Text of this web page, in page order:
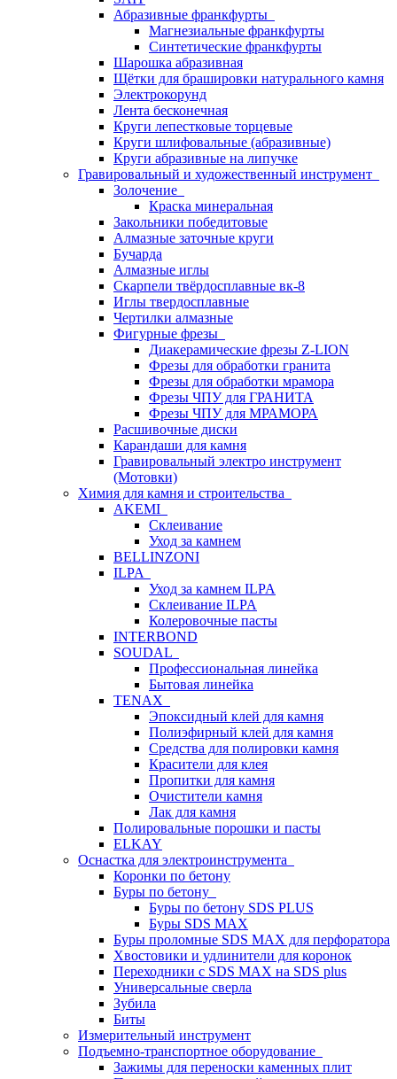
Абразивные франкфурты
Магнезиальные франкфурты
Синтетические франкфурты
Шарошка абразивная
Щётки для брашировки натурального камня
Электрокорунд
Лента бесконечная
Круги лепестковые торцевые
Круги шлифовальные (абразивные)
Круги абразивные на липучке
Гравировальный и художественный инструмент
Золочение
Краска минеральная
Закольники победитовые
Алмазные заточные круги
Бучарда
Алмазные иглы
Скарпели твёрдосплавные вк-8
Иглы твердосплавные
Чертилки алмазные
Фигурные фрезы
Диакерамические фрезы Z-LION
Фрезы для обработки гранита
Фрезы для обработки мрамора
Фрезы ЧПУ для ГРАНИТА
Фрезы ЧПУ для МРАМОРА
Расшивочные диски
Карандаши для камня
Гравировальный электро инструмент
(Мотовки)
Химия для камня и строительства
AKEMI
Склеивание
Уход за камнем
BELLINZONI
ILPA
Уход за камнем ILPA
Склеивание ILPA
Колеровочные пасты
INTERBOND
SOUDAL
Профессиональная линейка
Бытовая линейка
TENAX
Эпоксидный клей для камня
Полиэфирный клей для камня
Средства для полировки камня
Красители для клея
Пропитки для камня
Очистители камня
Лак для камня
Полировальные порошки и пасты
ELKAY
Оснастка для электроинструмента
Коронки по бетону
Буры по бетону
Буры по бетону SDS PLUS
Буры SDS MAX
Буры проломные SDS MAX для перфоратора
Хвостовики и удлинители для коронок
Переходники с SDS MAX на SDS plus
Универсальные сверла
Зубила
Биты
Измерительный инструмент
Подъемно-транспортное оборудование
Зажимы для переноски каменных плит